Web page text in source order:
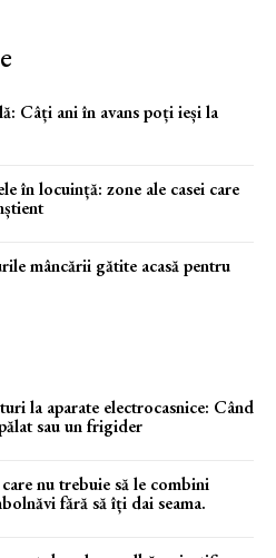
Câți ani în avans poți ieși la
în locuință: zone ale casei care
mâncării gătite acasă pentru
la aparate electrocasnice: Când
sau un frigider
nu trebuie să le combini
fără să îți dai seama.